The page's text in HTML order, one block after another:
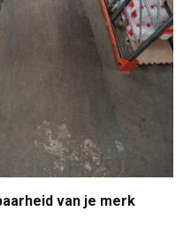
van je merk